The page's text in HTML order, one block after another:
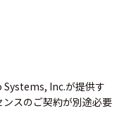
Inc.が提供す
スのご契約が別途必要